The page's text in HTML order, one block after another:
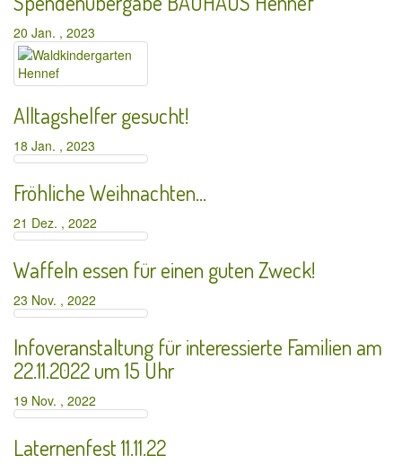
20 Jan. , 2023
Alltagshelfer gesucht!
18 Jan. , 2023
Fröhliche Weihnachten…
21 Dez. , 2022
Waffeln essen für einen guten Zweck!
23 Nov. , 2022
Infoveranstaltung für interessierte Familien am
22.11.2022 um 15 Uhr
19 Nov. , 2022
Laternenfest 11.11.22